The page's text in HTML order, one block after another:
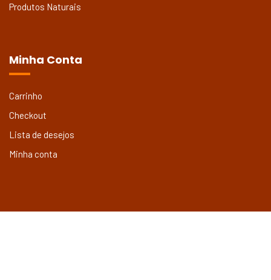
Produtos Naturais
Minha Conta
Carrinho
Checkout
Lista de desejos
Minha conta